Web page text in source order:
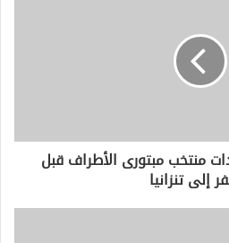
منتخب مبتورى الأطراف قبل
إلى تنزانيا